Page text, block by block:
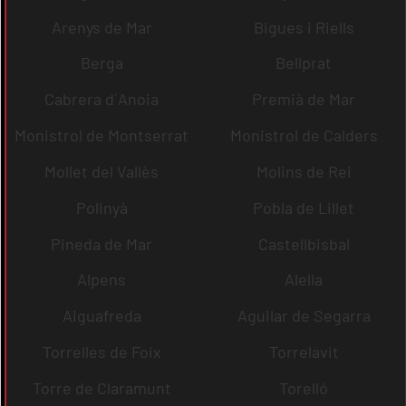
Arenys de Mar
Bigues i Riells
Berga
Bellprat
Cabrera d´Anoia
Premià de Mar
Monistrol de Montserrat
Monistrol de Calders
Mollet del Vallès
Molins de Rei
Polinyà
Pobla de Lillet
Pineda de Mar
Castellbisbal
Alpens
Alella
Aiguafreda
Aguilar de Segarra
Torrelles de Foix
Torrelavit
Torre de Claramunt
Torelló